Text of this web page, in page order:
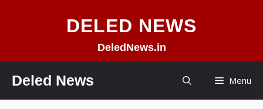
DELED NEWS
DeledNews.in
Deled News Menu